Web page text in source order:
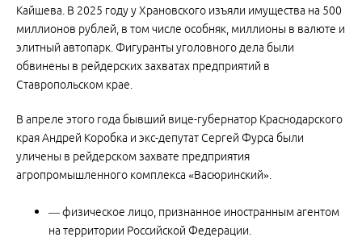
Кайшева. В 2025 году у Храновского изъяли имущества на 500
миллионов рублей, в том числе особняк, миллионы в валюте и
элитный автопарк. Фигуранты уголовного дела были
обвинены в рейдерских захватах предприятий в
Ставропольском крае.
В апреле этого года бывший вице-губернатор Краснодарского
края Андрей Коробка и экс-депутат Сергей Фурса были
уличены в рейдерском захвате предприятия
агропромышленного комплекса «Васюринский».
— физическое лицо, признанное иностранным агентом
на территории Российской Федерации.